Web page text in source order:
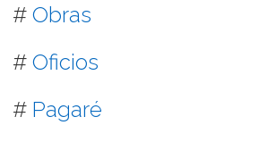
# Obras
# Oficios
# Pagaré